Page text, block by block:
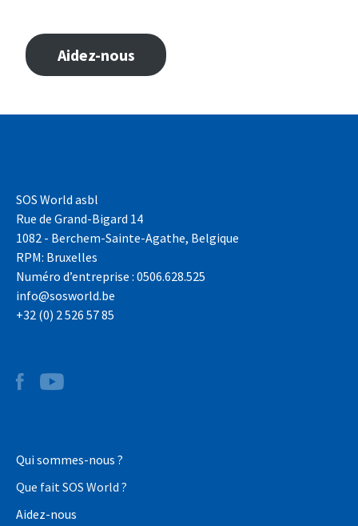
Aidez-nous
SOS World asbl
Rue de Grand-Bigard 14
1082 - Berchem-Sainte-Agathe, Belgique
RPM: Bruxelles
Numéro d’entreprise : 0506.628.525
info@sosworld.be
+32 (0) 2 526 57 85
Qui sommes-nous ?
Que fait SOS World ?
Aidez-nous